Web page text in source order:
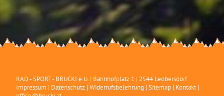
RAD - SPORT - BRUCKI e.U. | Bahnhofplatz 1 | 2544 Leobersdorf
Impressum | Datenschutz |Widerrufsbelehrung |Sitemap | Kontakt|